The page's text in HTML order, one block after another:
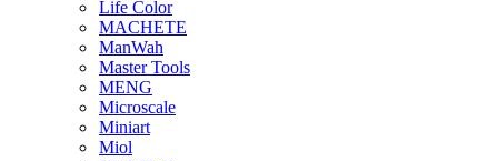
Life Color
MACHETE
ManWah
Master Tools
MENG
Microscale
Miniart
Miol